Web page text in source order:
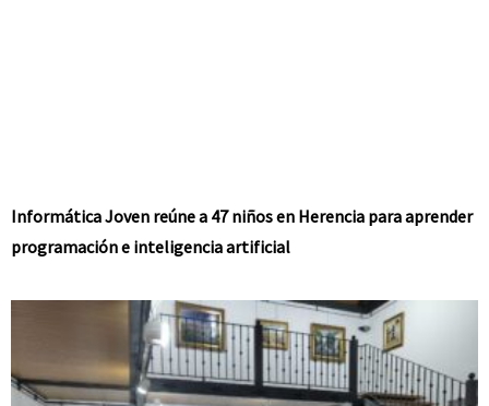
Informática Joven reúne a 47 niños en Herencia para aprender
programación e inteligencia artificial